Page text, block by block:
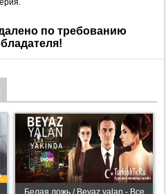
по требованию
Белая ложь / Beyaz yalan - Все